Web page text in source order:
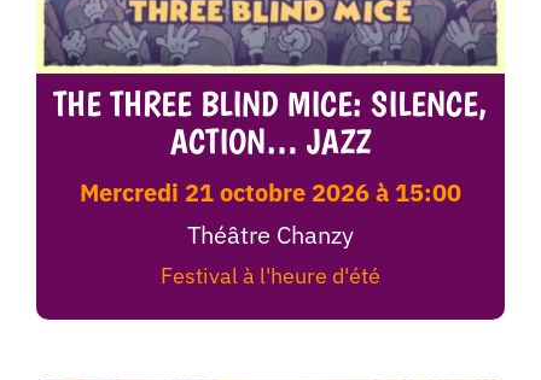
THE THREE BLIND MICE: SILENCE,
ACTION… JAZZ
mercredi 21 octobre 2026 à 15:00
Théâtre Chanzy
Festival à l'heure d'été